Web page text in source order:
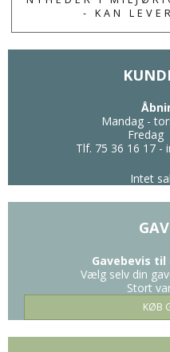
- KAN
Mandag -
Fredag
Tlf. 75 36 16 17-
Intet
Gavebevis
Vælg selv din
Stort
KØB